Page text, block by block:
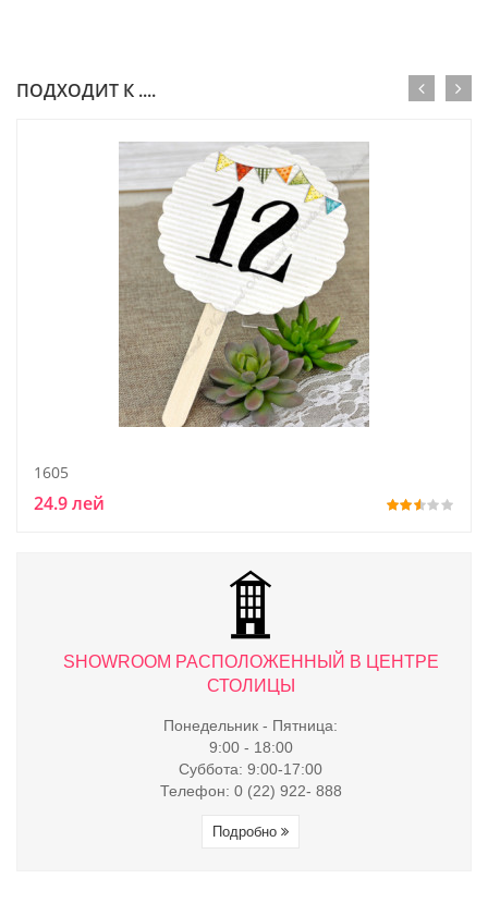
ПОДХОДИТ К ....
1605
24.9 лей
SHOWROOM РАСПОЛОЖЕННЫЙ В ЦЕНТРЕ
СТОЛИЦЫ
Понедельник - Пятница:
9:00 - 18:00
Суббота: 9:00-17:00
Телефон: 0 (22) 922- 888
Подробно